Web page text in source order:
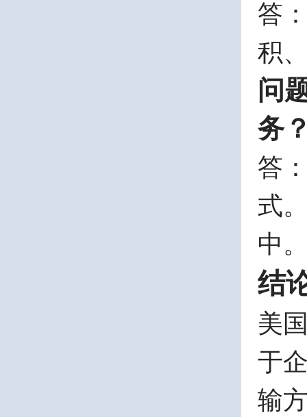
答
积
问
务
答
式
中
结
美
于
输